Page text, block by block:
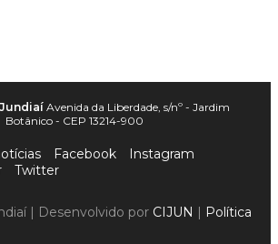
Avenida da Liberdade, s/nº - Jardim
Botânico - CEP 13214-900
Facebook
Instagram
Twitter
| Desenvolvido por CIJUN | Política